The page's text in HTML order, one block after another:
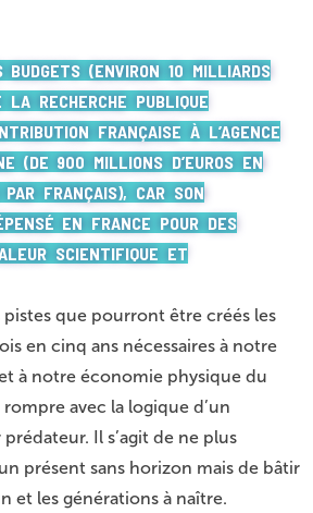
BUDGETS (ENVIRON 10 MILLIARDS
LA RECHERCHE PUBLIQUE
FRANÇAISE À L’AGENCE
(DE 900 MILLIONS D’EUROS EN
FRANÇAIS), CAR SON
EN FRANCE POUR DES
SCIENTIFIQUE ET
pistes que pourront être créés les
en cinq ans nécessaires à notre
à notre économie physique du
avec la logique d’un
Il s’agit de ne plus
présent sans horizon mais de bâtir
et les générations à naître.